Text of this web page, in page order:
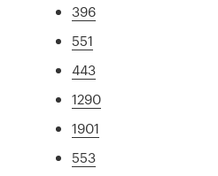
396
551
443
1290
1901
553